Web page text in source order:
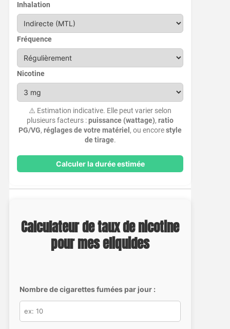
Inhalation
Fréquence
Nicotine
⚠️ Estimation indicative. Elle peut varier selon
plusieurs facteurs :puissance (wattage),ratio
PG/VG,réglages de votre matériel , ou encorestyle
de tirage.
Calculer la durée estimée
Calculateur de taux de nicotine
pour mes eliquides
Nombre de cigarettes fumées par jour :